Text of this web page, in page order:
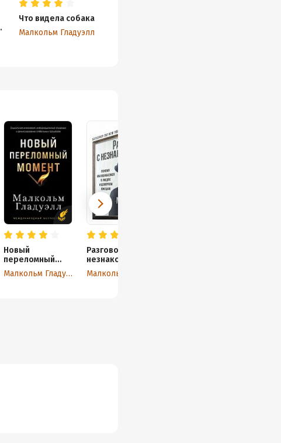
Новый
переломный
момент:
Социальная
Малкольм Гладуэлл
Разговор с
незнакомцем
Что видела собака
Малкольм Гладуэлл